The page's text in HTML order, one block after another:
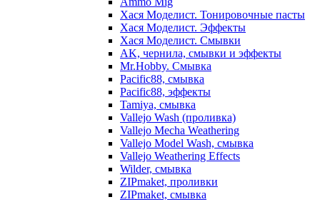
Хася Моделист. Тонировочные пасты
Хася Моделист. Эффекты
Хася Моделист. Смывки
AK, чернила, смывки и эффекты
Mr.Hobby. Смывка
Pacific88, смывка
Pacific88, эффекты
Tamiya, смывка
Vallejo Wash (проливка)
Vallejo Mecha Weathering
Vallejo Model Wash, смывка
Vallejo Weathering Effects
Wilder, смывка
ZIPmaket, проливки
ZIPmaket, смывка